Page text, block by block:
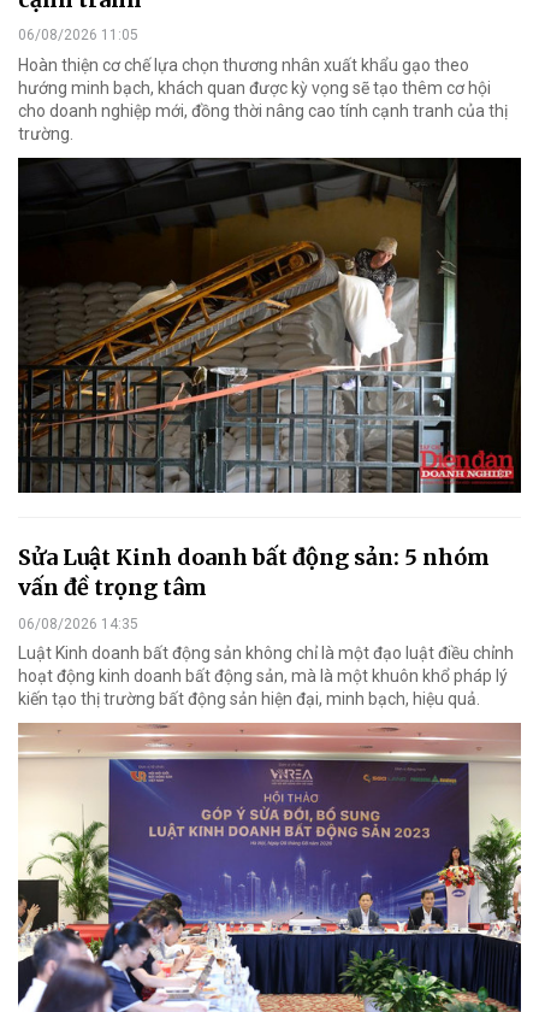
06/08/2026 11:05
Hoàn thiện cơ chế lựa chọn thương nhân xuất khẩu gạo theo
hướng minh bạch, khách quan được kỳ vọng sẽ tạo thêm cơ hội
cho doanh nghiệp mới, đồng thời nâng cao tính cạnh tranh của thị
trường.
Sửa Luật Kinh doanh bất động sản: 5 nhóm
vấn đề trọng tâm
06/08/2026 14:35
Luật Kinh doanh bất động sản không chỉ là một đạo luật điều chỉnh
hoạt động kinh doanh bất động sản, mà là một khuôn khổ pháp lý
kiến tạo thị trường bất động sản hiện đại, minh bạch, hiệu quả.